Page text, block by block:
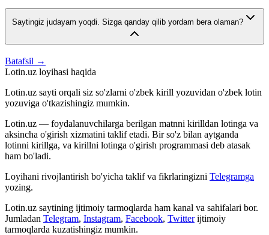
Saytingiz judayam yoqdi. Sizga qanday qilib yordam bera olaman?
Batafsil →
Lotin.uz loyihasi haqida
Lotin.uz sayti orqali siz so'zlarni o'zbek kirill yozuvidan o'zbek lotin
yozuviga o'tkazishingiz mumkin.
Lotin.uz — foydalanuvchilarga berilgan matnni kirilldan lotinga va
aksincha o'girish xizmatini taklif etadi. Bir so'z bilan aytganda
lotinni kirillga, va kirillni lotinga o'girish programmasi deb atasak
ham bo'ladi.
Loyihani rivojlantirish bo'yicha taklif va fikrlaringizni Telegramga
yozing.
Lotin.uz saytining ijtimoiy tarmoqlarda ham kanal va sahifalari bor.
Jumladan Telegram, Instagram, Facebook, Twitter ijtimoiy
tarmoqlarda kuzatishingiz mumkin.